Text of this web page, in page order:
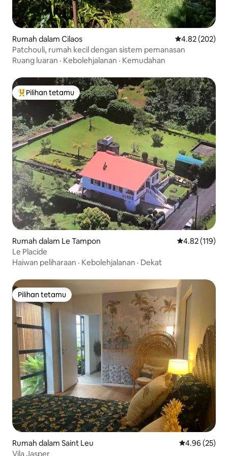
Rumah dalam Cilaos Penarafan
4.82 (202)
Patchouli, rumah kecil dengan sistem pemanasan
Ruang luaran · Kebolehjalanan · Kemudahan
Pilihan utama tetamu
Pilihan tetamu
Rumah dalam Le Tampon Penarafan
4.82 (119)
Le Placide
Haiwan peliharaan · Kebolehjalanan · Dekat
Pilihan tetamu
Pilihan tetamu
Rumah dalam Saint Leu Penarafan
4.96 (25)
Vila Jasper